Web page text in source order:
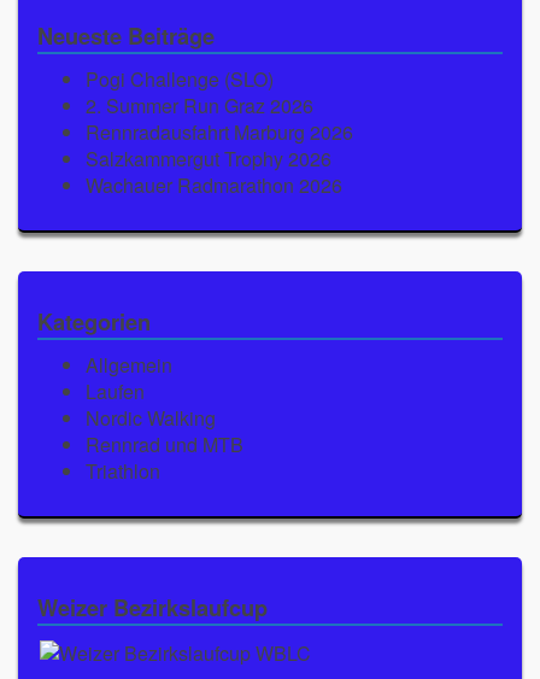
Neueste Beiträge
Pogi Challenge (SLO)
2. Summer Run Graz 2026
Rennradausfahrt Marburg 2026
Salzkammergut Trophy 2026
Wachauer Radmarathon 2026
Kategorien
Allgemein
Laufen
Nordic Walking
Rennrad und MTB
Triathlon
Weizer Bezirkslaufcup